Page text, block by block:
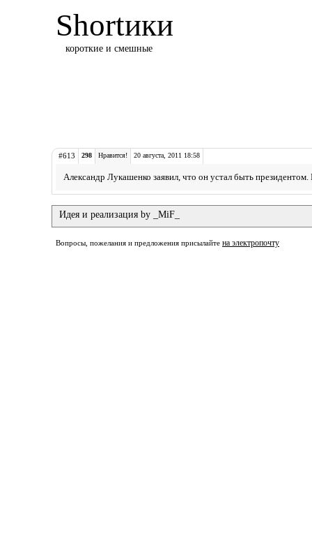
Shortики
короткие и смешные
#613 298 Нравится! 20 августа, 2011 18:58
Александр Лукашенко заявил, что он устал быть президентом.
Идея и реализация by _MiF_
Вопросы, пожелания и предложения присылайте на электропочту